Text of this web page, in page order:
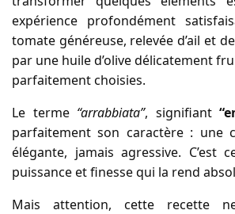
expérience profondément
tomate généreuse, relevée d’ail et
par une huile d’olive délicatement
parfaitement choisies.
Le terme “arrabbiata”, signifiant
parfaitement son caractère : une
élégante, jamais agressive. C’est
puissance et finesse qui la rend
Mais attention, cette recette